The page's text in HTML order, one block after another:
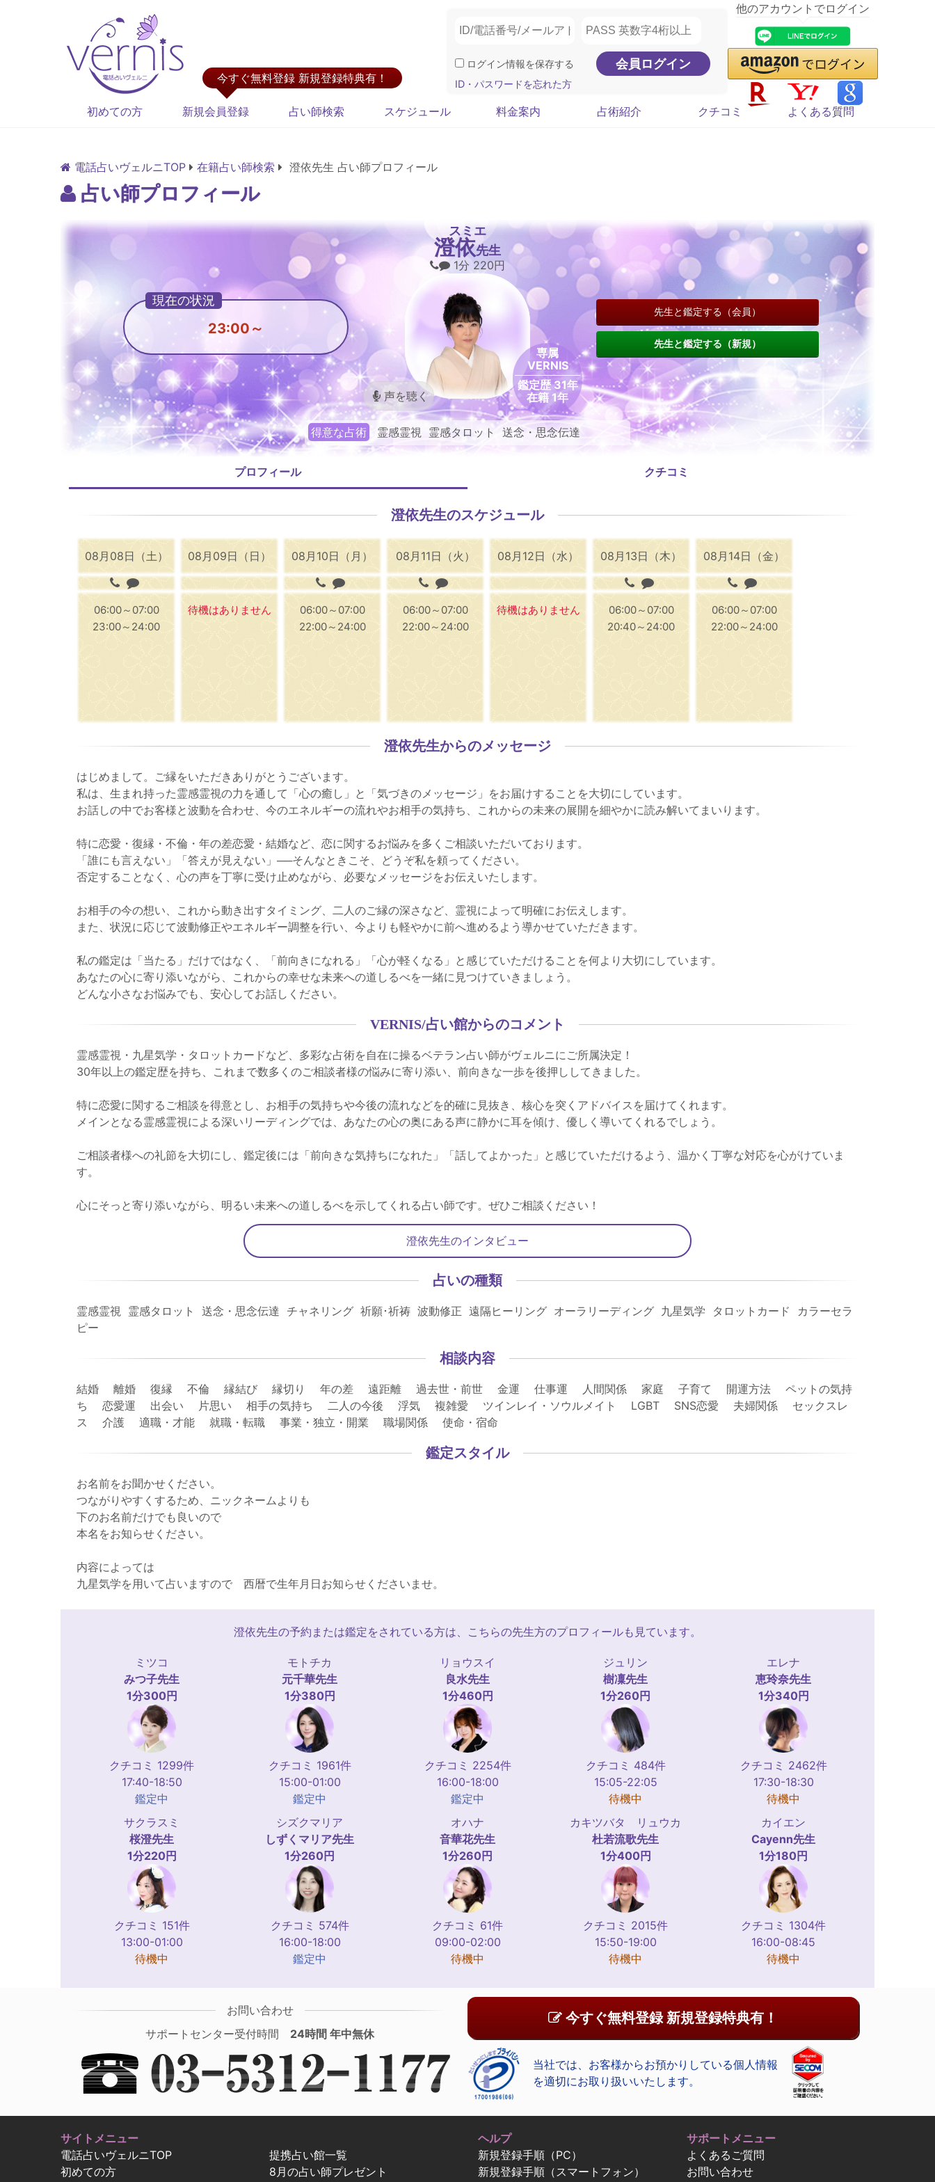
今すぐ無料登録 新規登録特典有！
ログイン情報を保存する
ID・パスワードを忘れた方
他のアカウントでログイン
初めての方 新規会員登録 占い師検索 スケジュール 料金案内 占術紹介 クチコミ よくある質問
電話占いヴェルニTOP 在籍占い師検索 澄依先生 占い師プロフィール
占い師プロフィール
スミエ
澄依先生
声を聴く
専属
VERNIS
鑑定歴 31年
在籍 1年
得意な占術 霊感霊視 霊感タロット 送念・思念伝達
1分 220円
23:00～
先生と鑑定する（会員）
先生と鑑定する（新規）
プロフィール クチコミ
澄依先生のスケジュール
08月08日（土）
06:00～07:00
23:00～24:00
08月09日（日）
待機はありません
08月10日（月）
06:00～07:00
22:00～24:00
08月11日（火）
06:00～07:00
22:00～24:00
08月12日（水）
待機はありません
08月13日（木）
06:00～07:00
20:40～24:00
08月14日（金）
06:00～07:00
22:00～24:00
澄依先生からのメッセージ
はじめまして。ご縁をいただきありがとうございます。
私は、生まれ持った霊感霊視の力を通して「心の癒し」と「気づきのメッセージ」をお届けすることを大切にしています。
お話しの中でお客様と波動を合わせ、今のエネルギーの流れやお相手の気持ち、これからの未来の展開を細やかに読み解いてまいります。
特に恋愛・復縁・不倫・年の差恋愛・結婚など、恋に関するお悩みを多くご相談いただいております。
「誰にも言えない」「答えが見えない」──そんなときこそ、どうぞ私を頼ってください。
否定することなく、心の声を丁寧に受け止めながら、必要なメッセージをお伝えいたします。
お相手の今の想い、これから動き出すタイミング、二人のご縁の深さなど、霊視によって明確にお伝えします。
また、状況に応じて波動修正やエネルギー調整を行い、今よりも軽やかに前へ進めるよう導かせていただきます。
私の鑑定は「当たる」だけではなく、「前向きになれる」「心が軽くなる」と感じていただけることを何より大切にしています。
あなたの心に寄り添いながら、これからの幸せな未来への道しるべを一緒に見つけていきましょう。
どんな小さなお悩みでも、安心してお話しください。
VERNIS/占い館からのコメント
霊感霊視・九星気学・タロットカードなど、多彩な占術を自在に操るベテラン占い師がヴェルニにご所属決定！
30年以上の鑑定歴を持ち、これまで数多くのご相談者様の悩みに寄り添い、前向きな一歩を後押ししてきました。
特に恋愛に関するご相談を得意とし、お相手の気持ちや今後の流れなどを的確に見抜き、核心を突くアドバイスを届けてくれます。
メインとなる霊感霊視による深いリーディングでは、あなたの心の奥にある声に静かに耳を傾け、優しく導いてくれるでしょう。
ご相談者様への礼節を大切にし、鑑定後には「前向きな気持ちになれた」「話してよかった」と感じていただけるよう、温かく丁寧な対応を心がけていま
す。
心にそっと寄り添いながら、明るい未来への道しるべを示してくれる占い師です。ぜひご相談ください！
澄依先生のインタビュー
占いの種類
霊感霊視 霊感タロット 送念・思念伝達 チャネリング 祈願･祈祷 波動修正 遠隔ヒーリング オーラリーディング 九星気学 タロットカード カラーセラ
ピー
相談内容
結婚 離婚 復縁 不倫 縁結び 縁切り 年の差 遠距離 過去世・前世 金運 仕事運 人間関係 家庭 子育て 開運方法 ペットの気持
ち 恋愛運 出会い 片思い 相手の気持ち 二人の今後 浮気 複雑愛 ツインレイ・ソウルメイト LGBT SNS恋愛 夫婦関係 セックスレ
ス 介護 適職・才能 就職・転職 事業・独立・開業 職場関係 使命・宿命
鑑定スタイル
お名前をお聞かせください。
つながりやすくするため、ニックネームよりも
下のお名前だけでも良いので
本名をお知らせください。
内容によっては
九星気学を用いて占いますので 西暦で生年月日お知らせくださいませ。
澄依先生の予約または鑑定をされている方は、こちらの先生方のプロフィールも見ています。
ミツコ
みつ子先生
1分300円
クチコミ 1299件
17:40-18:50
鑑定中
モトチカ
元千華先生
1分380円
クチコミ 1961件
15:00-01:00
鑑定中
リョウスイ
良水先生
1分460円
クチコミ 2254件
16:00-18:00
鑑定中
ジュリン
樹凜先生
1分260円
クチコミ 484件
15:05-22:05
待機中
エレナ
恵玲奈先生
1分340円
クチコミ 2462件
17:30-18:30
待機中
サクラスミ
桜澄先生
1分220円
クチコミ 151件
13:00-01:00
待機中
シズクマリア
しずくマリア先生
1分260円
クチコミ 574件
16:00-18:00
鑑定中
オハナ
音華花先生
1分260円
クチコミ 61件
09:00-02:00
待機中
カキツバタ リュウカ
杜若流歌先生
1分400円
クチコミ 2015件
15:50-19:00
待機中
カイエン
Cayenn先生
1分180円
クチコミ 1304件
16:00-08:45
待機中
お問い合わせ
サポートセンター受付時間 24時間 年中無休
今すぐ無料登録 新規登録特典有！
当社では、お客様からお預かりしている個人情報
を適切にお取り扱いいたします。
サイトメニュー
電話占いヴェルニTOP
初めての方
提携占い館一覧
8月の占い師プレゼント
ヘルプ
新規登録手順（PC）
新規登録手順（スマートフォン）
サポートメニュー
よくあるご質問
お問い合わせ